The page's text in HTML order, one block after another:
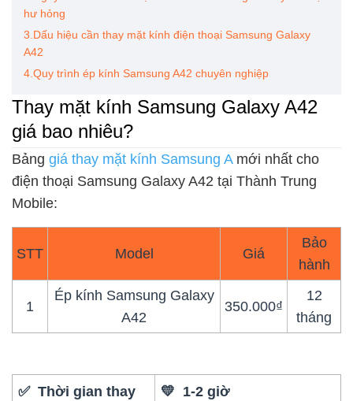
hư hỏng
3.Dấu hiệu cần thay mặt kính điện thoại Samsung Galaxy
A42
4.Quy trình ép kính Samsung A42 chuyên nghiệp
Thay mặt kính Samsung Galaxy A42
giá bao nhiêu?
Bảng giá thay mặt kính Samsung Amới nhất cho
điện thoại Samsung Galaxy A42 tại Thành Trung
Mobile:
STT Model Giá
Bảo
hành
1
Ép kính Samsung Galaxy
A42
350.000₫
12
tháng
✅ Thời gian thay 💛 1-2 giờ